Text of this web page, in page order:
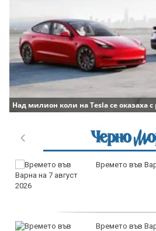
Над милион коли на Tesla се оказаха
продава,
продава,